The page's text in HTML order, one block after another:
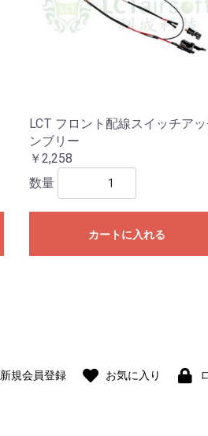
LCT フロント配線スイッチア
ンブリー
￥2,258
数量
カートに入れる
新規会員登録 お気に入り